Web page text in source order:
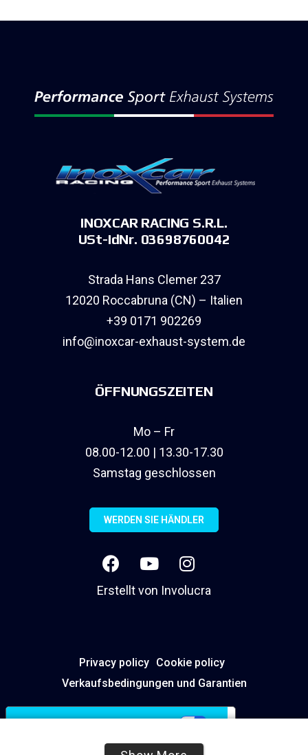
INOXCAR RACING S.R.L.
USt-IdNr. 03698760042
Strada Hans Clemer 237
12020 Roccabruna (CN) – Italien
+39 0171 902269
info@inoxcar-exhaust-system.de
ÖFFNUNGSZEITEN
Mo – Fr
08.00-12.00 | 13.30-17.30
Samstag geschlossen
WERDEN SIE HÄNDLER
Erstellt von Involucra
Privacy policy Cookie policy
Verkaufsbedingungen und Garantien